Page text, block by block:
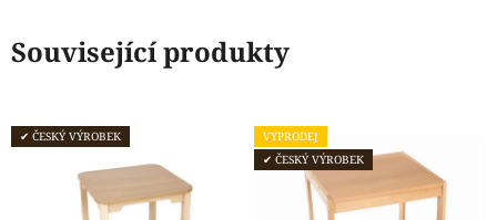
Související produkty
✔ ČESKÝ VÝROBEK
VÝPRODEJ
✔ ČESKÝ VÝROBEK